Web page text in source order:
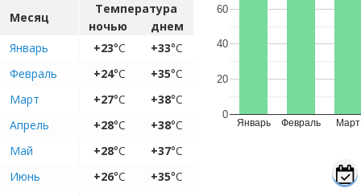
Месяц
Температура
ночью
днем
Январь
+23°C +33°C
Февраль
+24°C +35°C
Март
+27°C +38°C
Апрель
+28°C +38°C
Май
+28°C +37°C
Июнь
+26°C +35°C
Январь Февраль Март
0
20
40
60